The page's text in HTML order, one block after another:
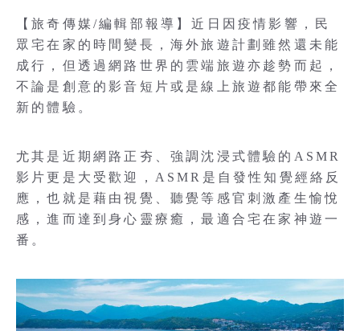
【旅奇傳媒/編輯部報導】近日因疫情影響，民
眾宅在家的時間變長，海外旅遊計劃雖然還未能
成行，但透過網路世界的雲端旅遊亦趁勢而起，
不論是創意的影音短片或是線上旅遊都能帶來全
新的體驗。
尤其是近期網路正夯、強調沈浸式體驗的ASMR
影片更是大受歡迎，ASMR是自發性知覺經絡反
應，也就是藉由視覺、聽覺等感官刺激產生愉悅
感，進而達到身心靈療癒，最適合宅在家神遊一
番。